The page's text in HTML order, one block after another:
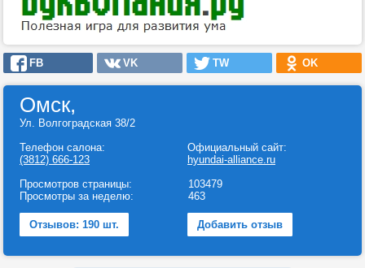
FB VK TW OK
Омск,
Ул. Волгоградская 38/2
Телефон салона:
(3812) 666-123
Официальный сайт:
hyundai-alliance.ru
Просмотров страницы:
Просмотры за неделю:
103479
463
Отзывов: 190 шт. Добавить отзыв